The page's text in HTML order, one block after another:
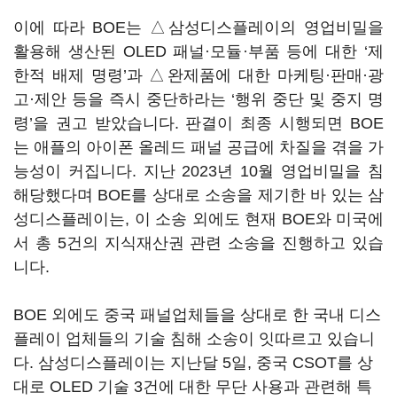
이에 따라 BOE는 △삼성디스플레이의 영업비밀을
활용해 생산된 OLED 패널·모듈·부품 등에 대한 ‘제
한적 배제 명령’과 △완제품에 대한 마케팅·판매·광
고·제안 등을 즉시 중단하라는 ‘행위 중단 및 중지 명
령’을 권고 받았습니다. 판결이 최종 시행되면 BOE
는 애플의 아이폰 올레드 패널 공급에 차질을 겪을 가
능성이 커집니다. 지난 2023년 10월 영업비밀을 침
해당했다며 BOE를 상대로 소송을 제기한 바 있는 삼
성디스플레이는, 이 소송 외에도 현재 BOE와 미국에
서 총 5건의 지식재산권 관련 소송을 진행하고 있습
니다.
BOE 외에도 중국 패널업체들을 상대로 한 국내 디스
플레이 업체들의 기술 침해 소송이 잇따르고 있습니
다. 삼성디스플레이는 지난달 5일, 중국 CSOT를 상
대로 OLED 기술 3건에 대한 무단 사용과 관련해 특